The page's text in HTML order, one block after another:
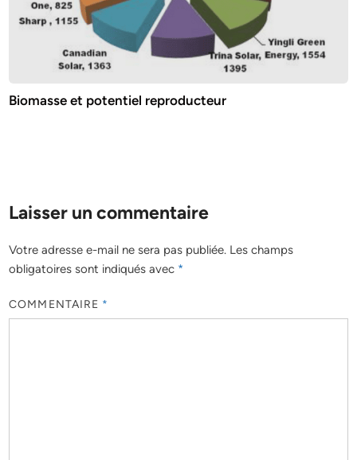
Biomasse et potentiel reproducteur
Laisser un commentaire
Votre adresse e-mail ne sera pas publiée. Les champs
obligatoires sont indiqués avec *
COMMENTAIRE *